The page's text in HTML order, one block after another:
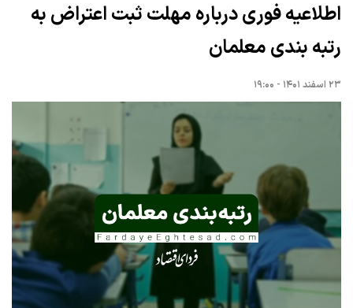
اطلاعیه فوری درباره مهلت ثبت اعتراض به
رتبه بندی معلمان
۲۳ اسفند ۱۴۰۱ - ۱۹:۰۰